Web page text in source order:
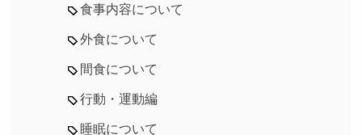
食事内容について
外食について
間食について
行動・運動編
睡眠について